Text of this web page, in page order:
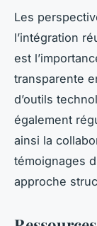
Les
l’intégration
est
transparente
d’outils
également
ainsi la
témoignages
approche